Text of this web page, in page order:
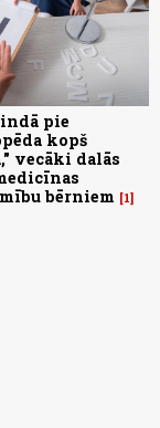
pie
kopš
vecāki dalās
bērniem
1